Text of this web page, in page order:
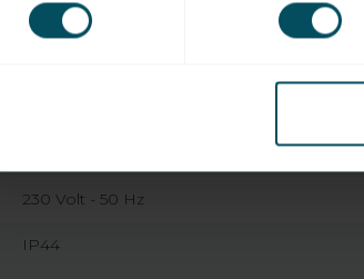
230 Volt - 50 Hz
IP44